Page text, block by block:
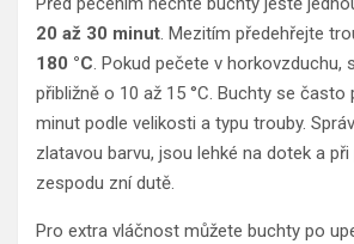
20 až 30 minut. Mezitím předehřejte
180 °C. Pokud pečete v horkovzduchu,
přibližně o 10 až 15 °C. Buchty se často
minut podle velikosti a typu trouby.
zlatavou barvu, jsou lehké na dotek a při
zespodu zní dutě.
Pro extra vláčnost můžete buchty po